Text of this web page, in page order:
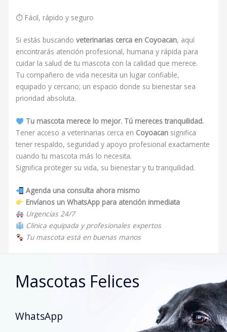
⏱ Fácil, rápido y seguro
Si estás buscandoveterinarias cerca en Coyoacan, aquí
encontrarás atención profesional, humana y rápida para
cuidar la salud de tu mascota con la calidad que merece.
Tu compañero de vida necesita un lugar confiable,
equipado y cercano; un espacio donde su bienestar sea
prioridad absoluta.
Tu mascota merece lo mejor. Tú mereces tranquilidad.
Tener acceso a veterinarias cerca en Coyoacan significa
tener respaldo, seguridad y apoyo profesional exactamente
cuando tu mascota más lo necesita.
Significa proteger su vida, su bienestar y tu tranquilidad.
Agenda una consulta ahora mismo
Envíanos un WhatsApp para atención inmediata
Urgencias 24/7
Clinica equipada y profesionales expertos
Tu mascota está en buenas manos
Mascotas Felices
WhatsApp